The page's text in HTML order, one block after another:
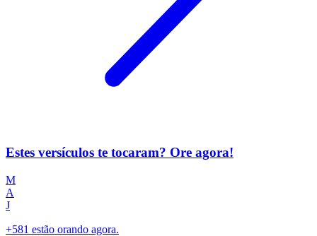
Estes versículos te tocaram? Ore agora!
M
A
J
+581 estão orando agora.